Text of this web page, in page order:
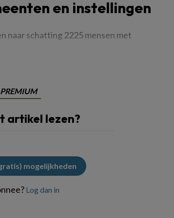
en instellingen
naar schatting 2225 mensen met
PREMIUM
artikel lezen?
mogelijkheden
Log dan in